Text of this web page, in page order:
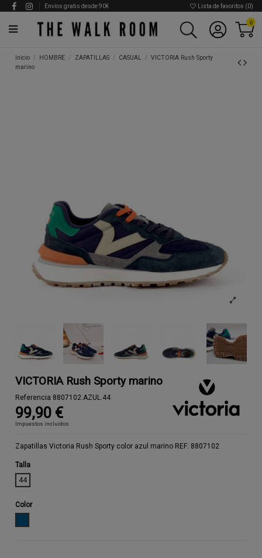
Envíos gratis desde 90€ Lista de favoritos (0)
0
Inicio HOMBRE ZAPATILLAS CASUAL
VICTORIA Rush Sporty
marino
VICTORIA Rush Sporty marino
Referencia 8807102.AZUL.44
99,90 €
Impuestos incluidos
Zapatillas Victoria Rush Sporty color azul marino REF: 8807102
Talla
44
Color